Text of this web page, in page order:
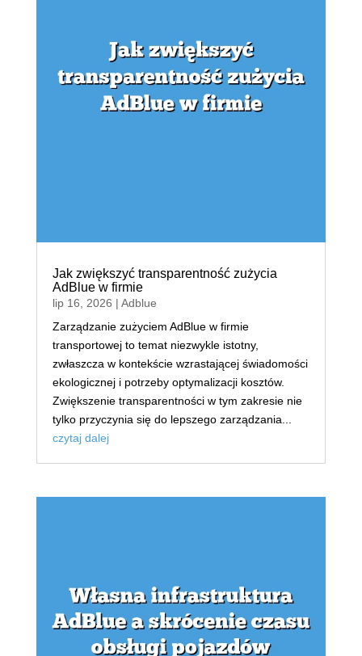
Jak zwiększyć transparentność zużycia
AdBlue w firmie
lip 16, 2026 | Adblue
Zarządzanie zużyciem AdBlue w firmie
transportowej to temat niezwykle istotny,
zwłaszcza w kontekście wzrastającej świadomości
ekologicznej i potrzeby optymalizacji kosztów.
Zwiększenie transparentności w tym zakresie nie
tylko przyczynia się do lepszego zarządzania...
czytaj dalej